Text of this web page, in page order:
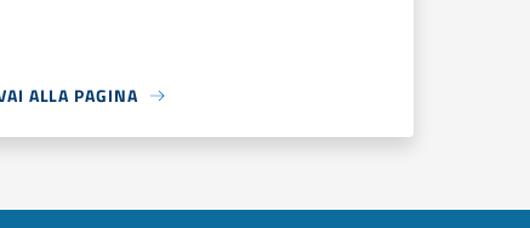
ALLA PAGINA